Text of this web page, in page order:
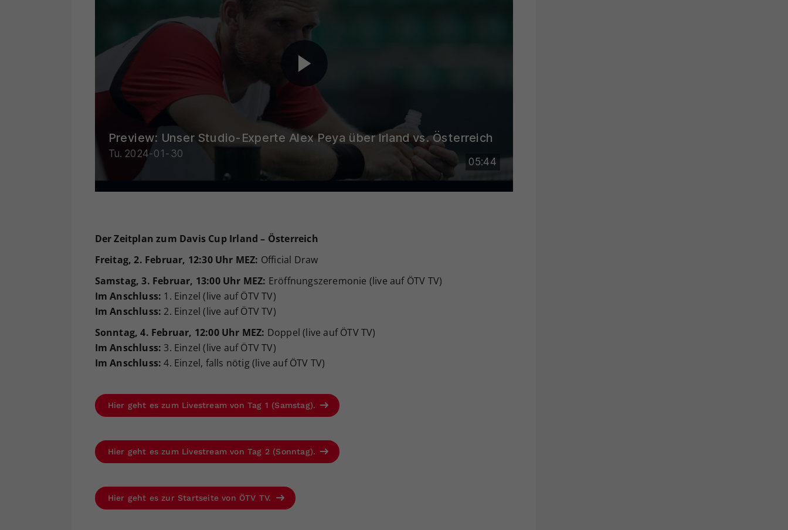
Der Zeitplan zum Davis Cup Irland – Österreich
Freitag, 2. Februar, 12:30 Uhr MEZ: Official Draw
Samstag, 3. Februar, 13:00 Uhr MEZ: Eröffnungszeremonie (live auf ÖTV TV)
Im Anschluss: 1. Einzel (live auf ÖTV TV)
Im Anschluss: 2. Einzel (live auf ÖTV TV)
Sonntag, 4. Februar, 12:00 Uhr MEZ: Doppel (live auf ÖTV TV)
Im Anschluss: 3. Einzel (live auf ÖTV TV)
Im Anschluss: 4. Einzel, falls nötig (live auf ÖTV TV)
Hier geht es zum Livestream von Tag 1 (Samstag).
Hier geht es zum Livestream von Tag 2 (Sonntag).
Hier geht es zur Startseite von ÖTV TV.